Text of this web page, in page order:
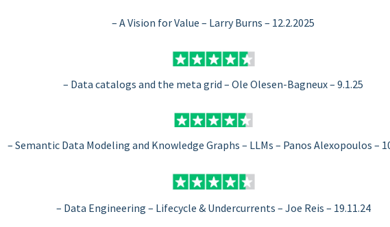
– A Vision for Value – Larry Burns – 12.2.2025
– Data catalogs and the meta grid – Ole Olesen-Bagneux – 9.1.25
– Semantic Data Modeling and Knowledge Graphs – LLMs – Panos Alexopoulos –
– Data Engineering – Lifecycle & Undercurrents – Joe Reis – 19.11.24